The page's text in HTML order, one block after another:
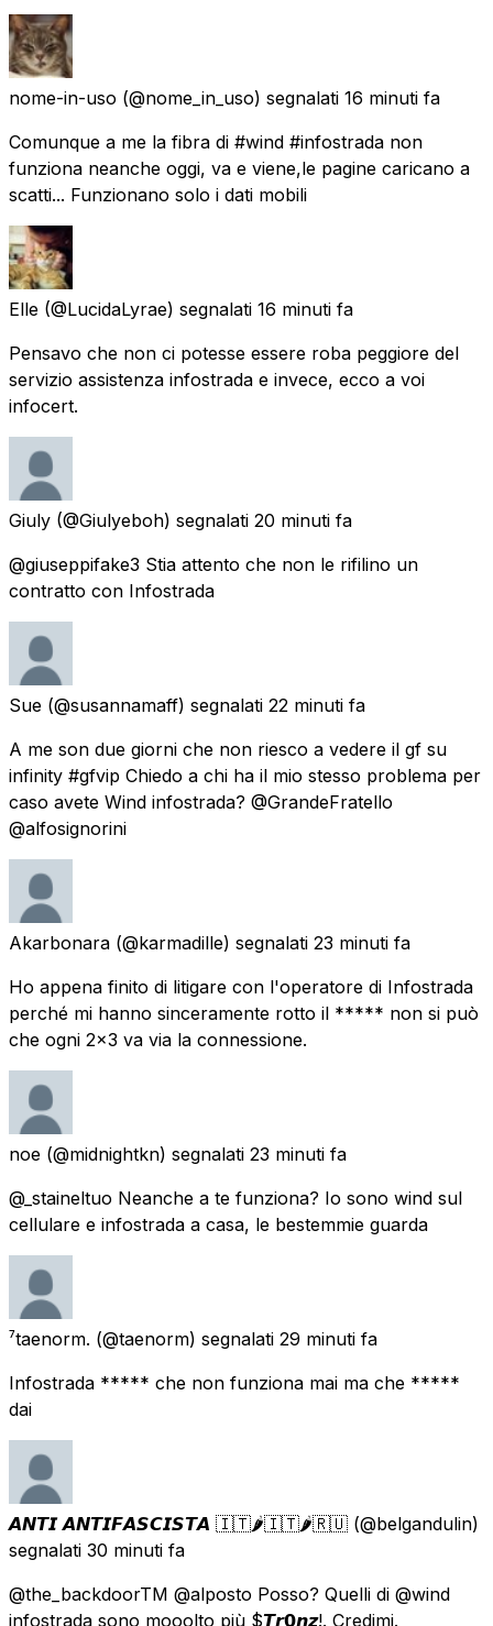
nome-in-uso (@nome_in_uso) segnalati 16 minuti fa
Comunque a me la fibra di #wind #infostrada non
funziona neanche oggi, va e viene,le pagine caricano a
scatti... Funzionano solo i dati mobili
Elle (@LucidaLyrae) segnalati 16 minuti fa
Pensavo che non ci potesse essere roba peggiore del
servizio assistenza infostrada e invece, ecco a voi
infocert.
Giuly (@Giulyeboh) segnalati 20 minuti fa
@giuseppifake3 Stia attento che non le rifilino un
contratto con Infostrada
Sue (@susannamaff) segnalati 22 minuti fa
A me son due giorni che non riesco a vedere il gf su
infinity #gfvip Chiedo a chi ha il mio stesso problema per
caso avete Wind infostrada? @GrandeFratello
@alfosignorini
Akarbonara (@karmadille) segnalati 23 minuti fa
Ho appena finito di litigare con l'operatore di Infostrada
perché mi hanno sinceramente rotto il ***** non si può
che ogni 2x3 va via la connessione.
noe (@midnightkn) segnalati 23 minuti fa
@_staineltuo Neanche a te funziona? Io sono wind sul
cellulare e infostrada a casa, le bestemmie guarda
⁷taenorm. (@taenorm) segnalati 29 minuti fa
Infostrada ***** che non funziona mai ma che *****
dai
𝘼𝙉𝙏𝙄 𝘼𝙉𝙏𝙄𝙁𝘼𝙎𝘾𝙄𝙎𝙏𝘼 🇮🇹🌶🇮🇹🌶🇷🇺 (@belgandulin)
segnalati 30 minuti fa
@the_backdoorTM @alposto Posso? Quelli di @wind
infostrada sono mooolto più $𝙏𝙧𝟬𝙣𝙯!. Credimi.